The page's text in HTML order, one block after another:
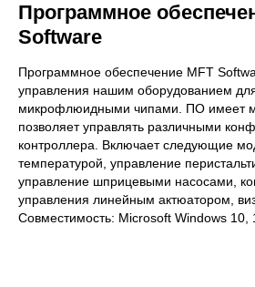
Программное
Software
Программное обеспечение MFT
управления нашим оборудованием
микрофлюидными чипами. ПО имеет
позволяет управлять различными
контроллера. Включает следующие
температурой, управление
управление шприцевыми насосами,
управления линейным актюатором,
Совместимость: Microsoft Windows 10,